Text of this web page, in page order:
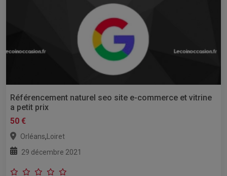
Référencement naturel seo site e-commerce et vitrine
a petit prix
50 €
Orléans,Loiret
29 décembre 2021